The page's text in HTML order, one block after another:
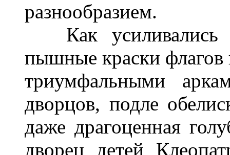
разнообразием.
Как усиливались
пышные краски флагов
триумфальными
дворцов, подле
даже драгоценная
дворец детей